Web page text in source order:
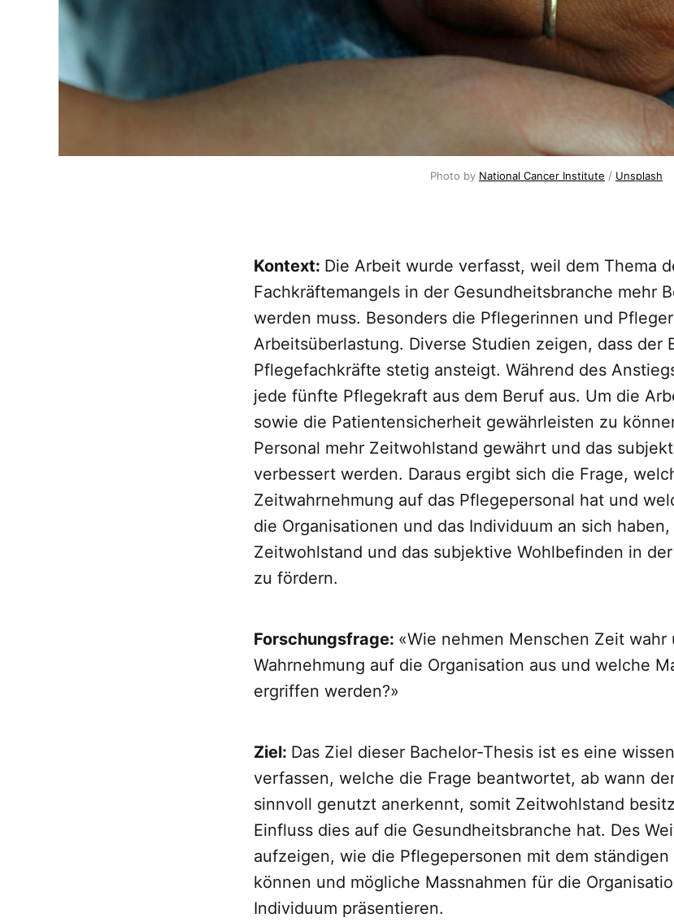
Photo by National Cancer Institute / Unsplash
Kontext: Die Arbeit wurde verfasst, weil dem Thema
Fachkräftemangels in der Gesundheitsbranche mehr
werden muss. Besonders die Pflegerinnen und
Arbeitsüberlastung. Diverse Studien zeigen, dass der
Pflegefachkräfte stetig ansteigt. Während des
jede fünfte Pflegekraft aus dem Beruf aus. Um die
sowie die Patientensicherheit gewährleisten zu
Personal mehr Zeitwohlstand gewährt und das
verbessert werden. Daraus ergibt sich die Frage,
Zeitwahrnehmung auf das Pflegepersonal hat und
die Organisationen und das Individuum an sich
Zeitwohlstand und das subjektive Wohlbefinden in
zu fördern.
Forschungsfrage: «Wie nehmen Menschen Zeit
Wahrnehmung auf die Organisation aus und welche
ergriffen werden?»
Ziel: Das Ziel dieser Bachelor-Thesis ist es eine
verfassen, welche die Frage beantwortet, ab wann
sinnvoll genutzt anerkennt, somit Zeitwohlstand
Einfluss dies auf die Gesundheitsbranche hat. Des
aufzeigen, wie die Pflegepersonen mit dem
können und mögliche Massnahmen für die
Individuum präsentieren.